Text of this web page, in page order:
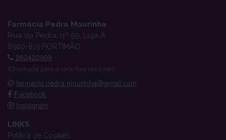
Farmácia Pedra Mourinha
Rua da Pedra, nº 59, Loja A
8500-815 PORTIMÃO
282422909
(Chamada para a rede fixa nacional)
farmacia.pedra.mourinha@gmail.com
Facebook
Instagram
LINKS
Política de Cookies